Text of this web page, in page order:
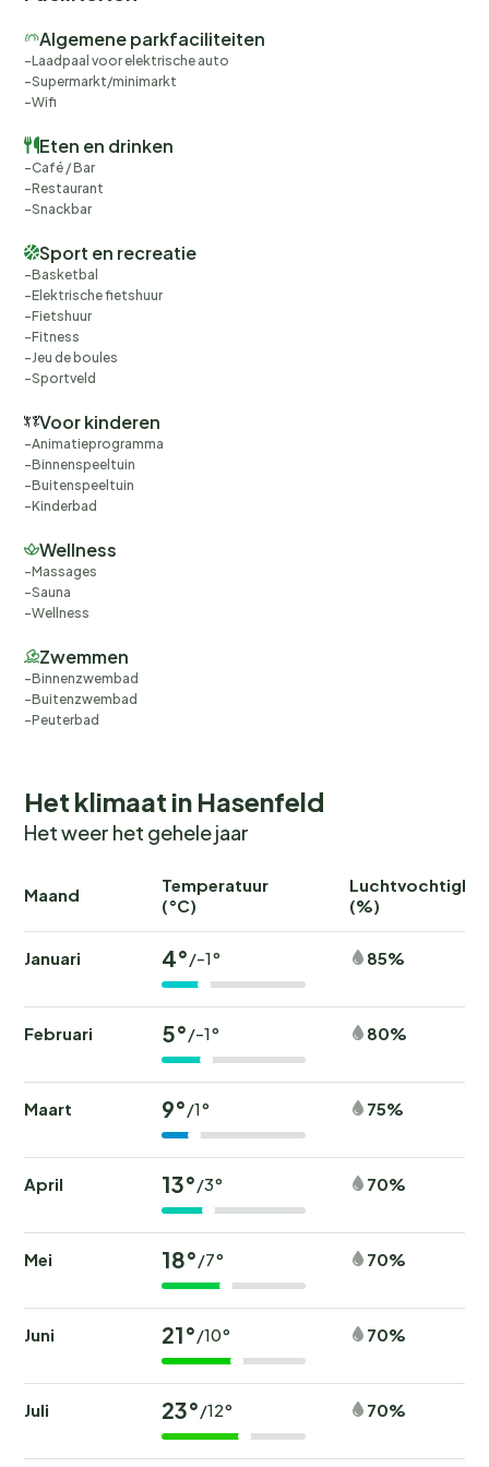
Algemene parkfaciliteiten
Laadpaal voor elektrische auto
Supermarkt/minimarkt
Wifi
Eten en drinken
Café / Bar
Restaurant
Snackbar
Sport en recreatie
Basketbal
Elektrische fietshuur
Fietshuur
Fitness
Jeu de boules
Sportveld
Voor kinderen
Animatieprogramma
Binnenspeeltuin
Buitenspeeltuin
Kinderbad
Wellness
Massages
Sauna
Wellness
Zwemmen
Binnenzwembad
Buitenzwembad
Peuterbad
Het klimaat in Hasenfeld
Het weer het gehele jaar
Maand
Temperatuur
(°C)
(%)
Januari 4°/-1° 85%
Februari 5°/-1° 80%
Maart 9°/1° 75%
April 13°/3° 70%
Mei 18°/7° 70%
Juni 21°/10° 70%
Juli 23°/12° 70%